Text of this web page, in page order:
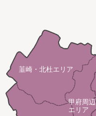
甲府周辺
エリア
韮崎・北杜エリア